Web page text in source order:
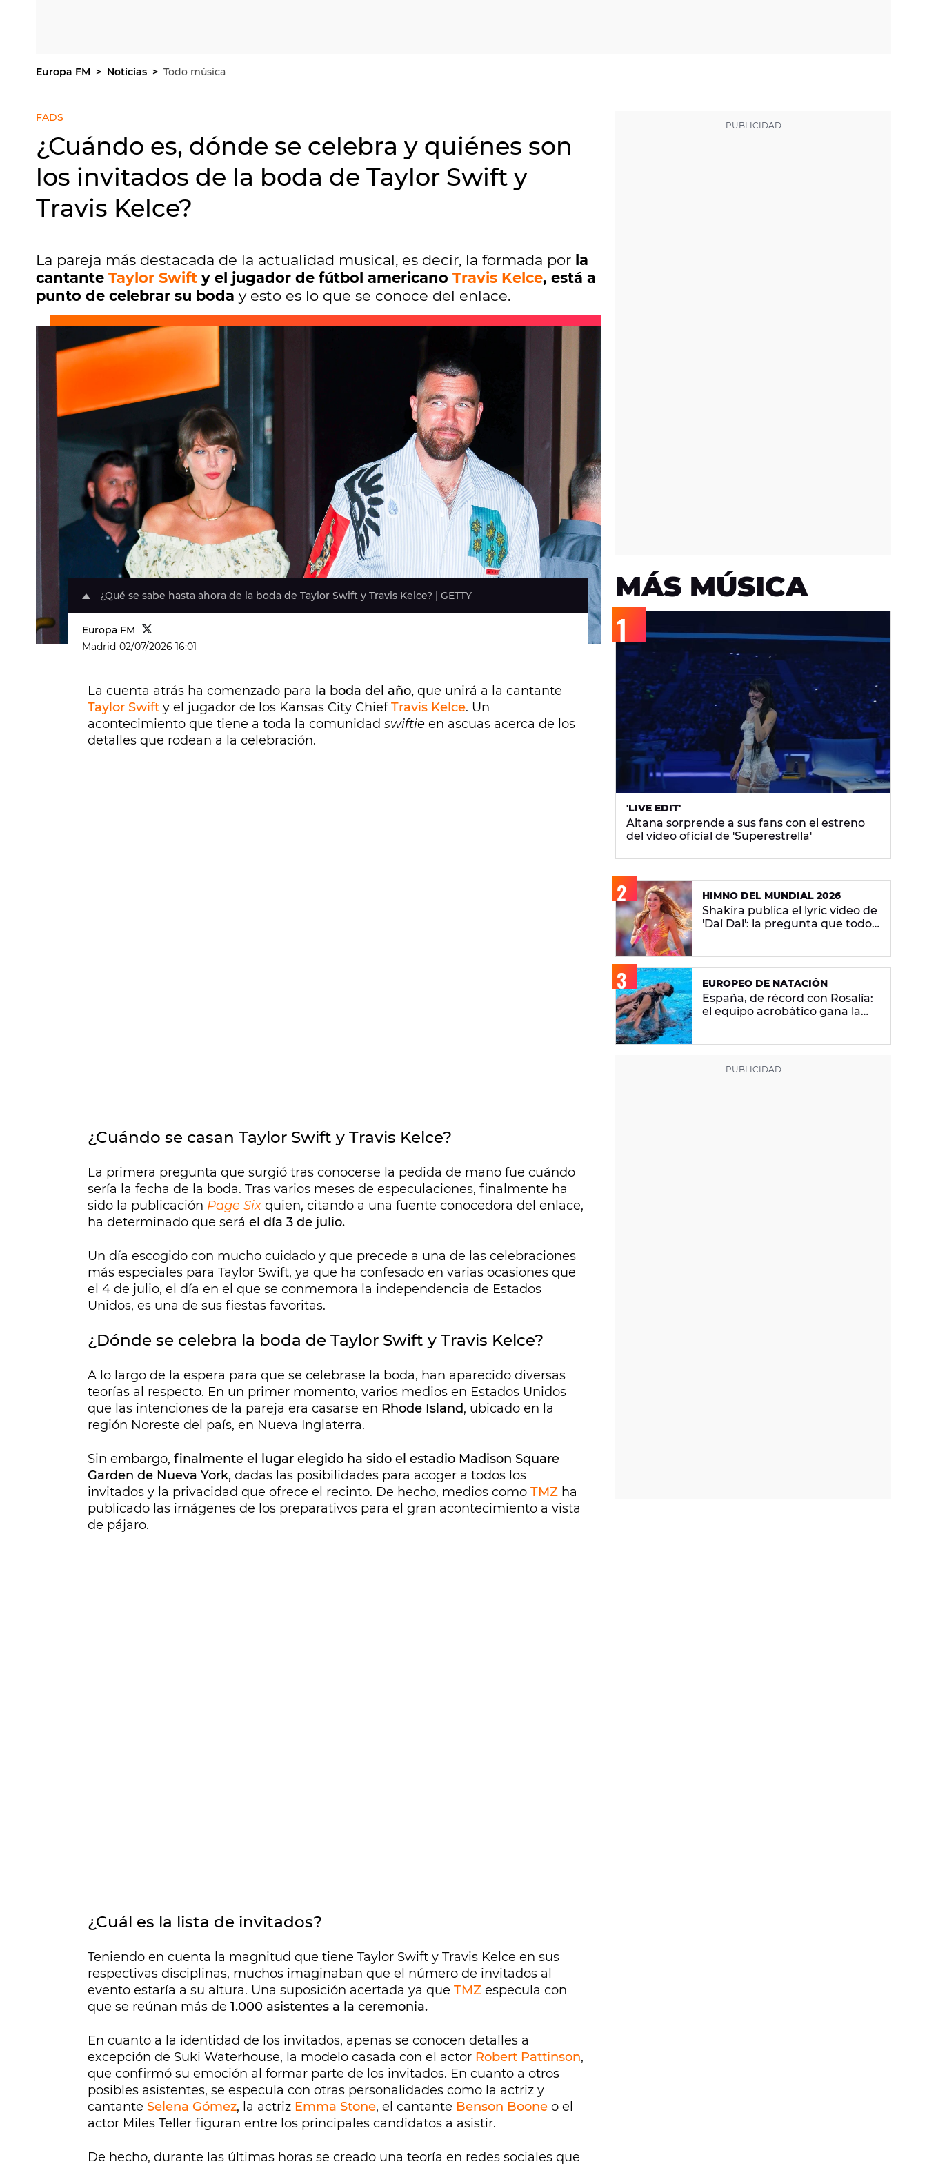
Europa FM Noticias Todo música
FADS
¿Cuándo es, dónde se celebra y quiénes son
los invitados de la boda de Taylor Swift y
Travis Kelce?
La pareja más destacada de la actualidad musical, es decir, la formada por la
cantante Taylor Swift y el jugador de fútbol americano Travis Kelce, está a
punto de celebrar su boda y esto es lo que se conoce del enlace.
¿Qué se sabe hasta ahora de la boda de Taylor Swift y Travis Kelce? | GETTY
Europa FM
Madrid 02/07/2026 16:01
La cuenta atrás ha comenzado para la boda del año, que unirá a la cantante
Taylor Swift y el jugador de los Kansas City ChiefTravis Kelce. Un
acontecimiento que tiene a toda la comunidad swiftie en ascuas acerca de los
detalles que rodean a la celebración.
¿Cuándo se casan Taylor Swift y Travis Kelce?
La primera pregunta que surgió tras conocerse la pedida de mano fue cuándo
sería la fecha de la boda. Tras varios meses de especulaciones, finalmente ha
sido la publicación Page Six quien, citando a una fuente conocedora del enlace,
ha determinado que será el día 3 de julio.
Un día escogido con mucho cuidado y que precede a una de las celebraciones
más especiales para Taylor Swift, ya que ha confesado en varias ocasiones que
el 4 de julio, el día en el que se conmemora la independencia de Estados
Unidos, es una de sus fiestas favoritas.
¿Dónde se celebra la boda de Taylor Swift y Travis Kelce?
A lo largo de la espera para que se celebrase la boda, han aparecido diversas
teorías al respecto. En un primer momento, varios medios en Estados Unidos
que las intenciones de la pareja era casarse en Rhode Island, ubicado en la
región Noreste del país, en Nueva Inglaterra.
Sin embargo, finalmente el lugar elegido ha sido el estadio Madison Square
Garden de Nueva York, dadas las posibilidades para acoger a todos los
invitados y la privacidad que ofrece el recinto. De hecho, medios como TMZ ha
publicado las imágenes de los preparativos para el gran acontecimiento a vista
de pájaro.
¿Cuál es la lista de invitados?
Teniendo en cuenta la magnitud que tiene Taylor Swift y Travis Kelce en sus
respectivas disciplinas, muchos imaginaban que el número de invitados al
evento estaría a su altura. Una suposición acertada ya que TMZ especula con
que se reúnan más de 1.000 asistentes a la ceremonia.
En cuanto a la identidad de los invitados, apenas se conocen detalles a
excepción de Suki Waterhouse, la modelo casada con el actor Robert Pattinson,
que confirmó su emoción al formar parte de los invitados. En cuanto a otros
posibles asistentes, se especula con otras personalidades como la actriz y
cantante Selena Gómez, la actriz Emma Stone, el cantante Benson Boone o el
actor Miles Teller figuran entre los principales candidatos a asistir.
De hecho, durante las últimas horas se creado una teoría en redes sociales que
MÁS MÚSICA
'LIVE EDIT'
Aitana sorprende a sus fans con el estreno
del vídeo oficial de 'Superestrella'
HIMNO DEL MUNDIAL 2026
Shakira publica el lyric video de
'Dai Dai': la pregunta que todos
EUROPEO DE NATACIÓN
España, de récord con Rosalía:
el equipo acrobático gana la